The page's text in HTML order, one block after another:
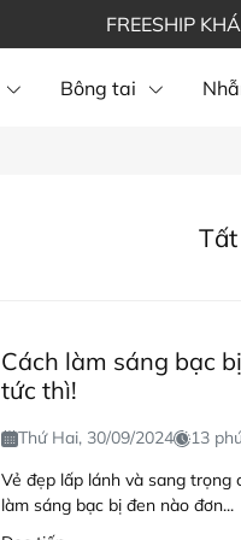
FREESHIP
Bông tai
Cách làm sáng bạc
tức thì!
Thứ Hai, 30/09/2024
13
Vẻ đẹp lấp lánh và sang trọng
làm sáng bạc bị đen nào đơn...